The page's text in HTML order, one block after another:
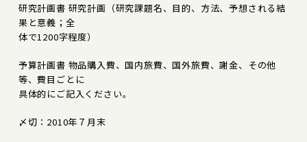
研究計画書 研究計画（研究課題名、目的、方法、予想される結
果と意義；全
体で1200字程度）
予算計画書 物品購入費、国内旅費、国外旅費、謝金、その他
等、費目ごとに
具体的にご記入ください。
〆切：2010年７月末